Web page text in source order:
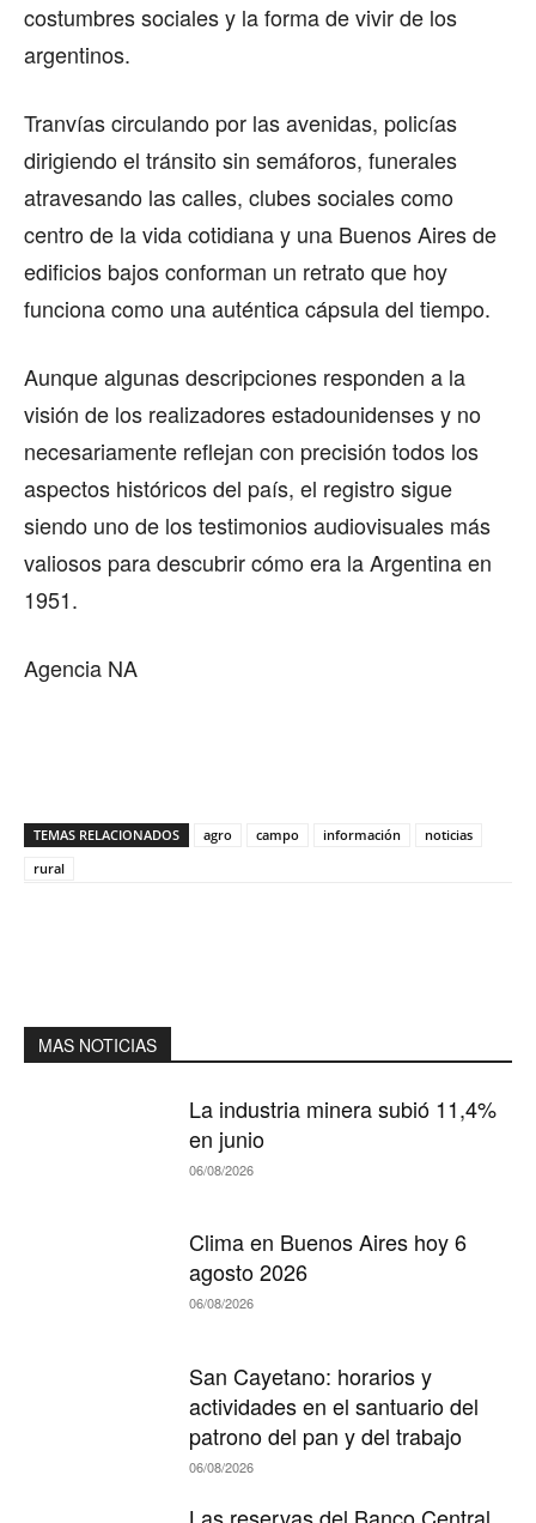
costumbres sociales y la forma de vivir de los
argentinos.
Tranvías circulando por las avenidas, policías
dirigiendo el tránsito sin semáforos, funerales
atravesando las calles, clubes sociales como
centro de la vida cotidiana y una Buenos Aires de
edificios bajos conforman un retrato que hoy
funciona como una auténtica cápsula del tiempo.
Aunque algunas descripciones responden a la
visión de los realizadores estadounidenses y no
necesariamente reflejan con precisión todos los
aspectos históricos del país, el registro sigue
siendo uno de los testimonios audiovisuales más
valiosos para descubrir cómo era la Argentina en
1951.
Agencia NA
TEMAS RELACIONADOS agro campo información
noticias
rural
MAS NOTICIAS
La industria minera subió 11,4%
en junio
06/08/2026
Clima en Buenos Aires hoy 6
agosto 2026
06/08/2026
San Cayetano: horarios y
actividades en el santuario del
patrono del pan y del trabajo
06/08/2026